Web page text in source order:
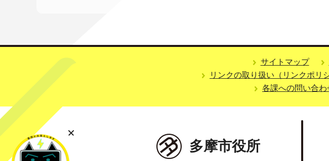
サイトマップ
リンクの取り扱い（リンクポリ
各課への問い合わ
多摩市役所